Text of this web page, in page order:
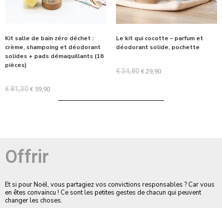
Kit salle de bain zéro déchet :
crème, shampoing et déodorant
solides + pads démaquillants (16
pièces)
€81,30 € 59,90
Le kit qui cocotte – parfum et
déodorant solide, pochette
€34,80 € 29,90
Offrir
Et si pour Noël, vous partagiez vos convictions responsables ? Car vous
en êtes convaincu ! Ce sont les petites gestes de chacun qui peuvent
changer les choses.